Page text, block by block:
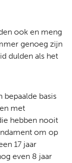
ook en meng
genoeg zijn
dulden als het
bepaalde basis
met
hebben nooit
om op
17 jaar
even 8 jaar